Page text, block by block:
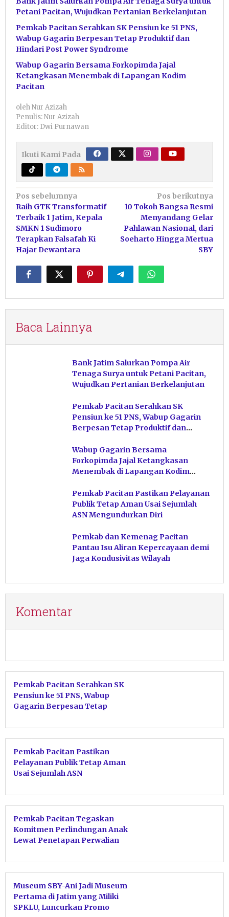
Petani Pacitan, Wujudkan Pertanian Berkelanjutan
Pemkab Pacitan Serahkan SK Pensiun ke 51 PNS,
Wabup Gagarin Berpesan Tetap Produktif dan
Hindari Post Power Syndrome
Wabup Gagarin Bersama Forkopimda Jajal
Ketangkasan Menembak di Lapangan Kodim
Pacitan
olehNur Azizah
Penulis: Nur Azizah
Editor: Dwi Purnawan
Ikuti Kami Pada
Navigasi
pos
Pos sebelumnya
Raih GTK Transformatif
Terbaik 1 Jatim, Kepala
SMKN 1 Sudimoro
Terapkan Falsafah Ki
Hajar Dewantara
Pos berikutnya
10 Tokoh Bangsa Resmi
Menyandang Gelar
Pahlawan Nasional, dari
Soeharto Hingga Mertua
SBY
Baca Lainnya
Bank Jatim Salurkan Pompa Air
Tenaga Surya untuk Petani Pacitan,
Wujudkan Pertanian Berkelanjutan
Pemkab Pacitan Serahkan SK
Pensiun ke 51 PNS, Wabup Gagarin
Berpesan Tetap Produktif dan
Wabup Gagarin Bersama
Forkopimda Jajal Ketangkasan
Menembak di Lapangan Kodim
Pemkab Pacitan Pastikan Pelayanan
Publik Tetap Aman Usai Sejumlah
ASN Mengundurkan Diri
Pemkab dan Kemenag Pacitan
Pantau Isu Aliran Kepercayaan demi
Jaga Kondusivitas Wilayah
Komentar
Pemkab Pacitan Serahkan SK
Pensiun ke 51 PNS, Wabup
Gagarin Berpesan Tetap
Power Syndrome
Pemkab Pacitan Pastikan
Pelayanan Publik Tetap Aman
Usai Sejumlah ASN
Pemkab Pacitan Tegaskan
Komitmen Perlindungan Anak
Lewat Penetapan Perwalian
Museum SBY-Ani Jadi Museum
Pertama di Jatim yang Miliki
SPKLU, Luncurkan Promo